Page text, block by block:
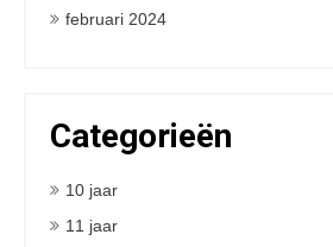
februari 2024
Categorieën
10 jaar
11 jaar